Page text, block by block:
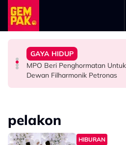
Skip to main content
HIBURAN
Zain Saidin Syukur Kembali
Bawa Watak Jahat - “Tak
Menyerlah…”
GAYA HIDUP
MPO Beri Penghormatan
Dewan Filharmonik Petronas
HIBURAN
“Harapnya Tahun Ini Terakhir
Jasny
HIBURAN
Yusry Belum Terfikir Masuk GV,
pelakon
HIBURAN